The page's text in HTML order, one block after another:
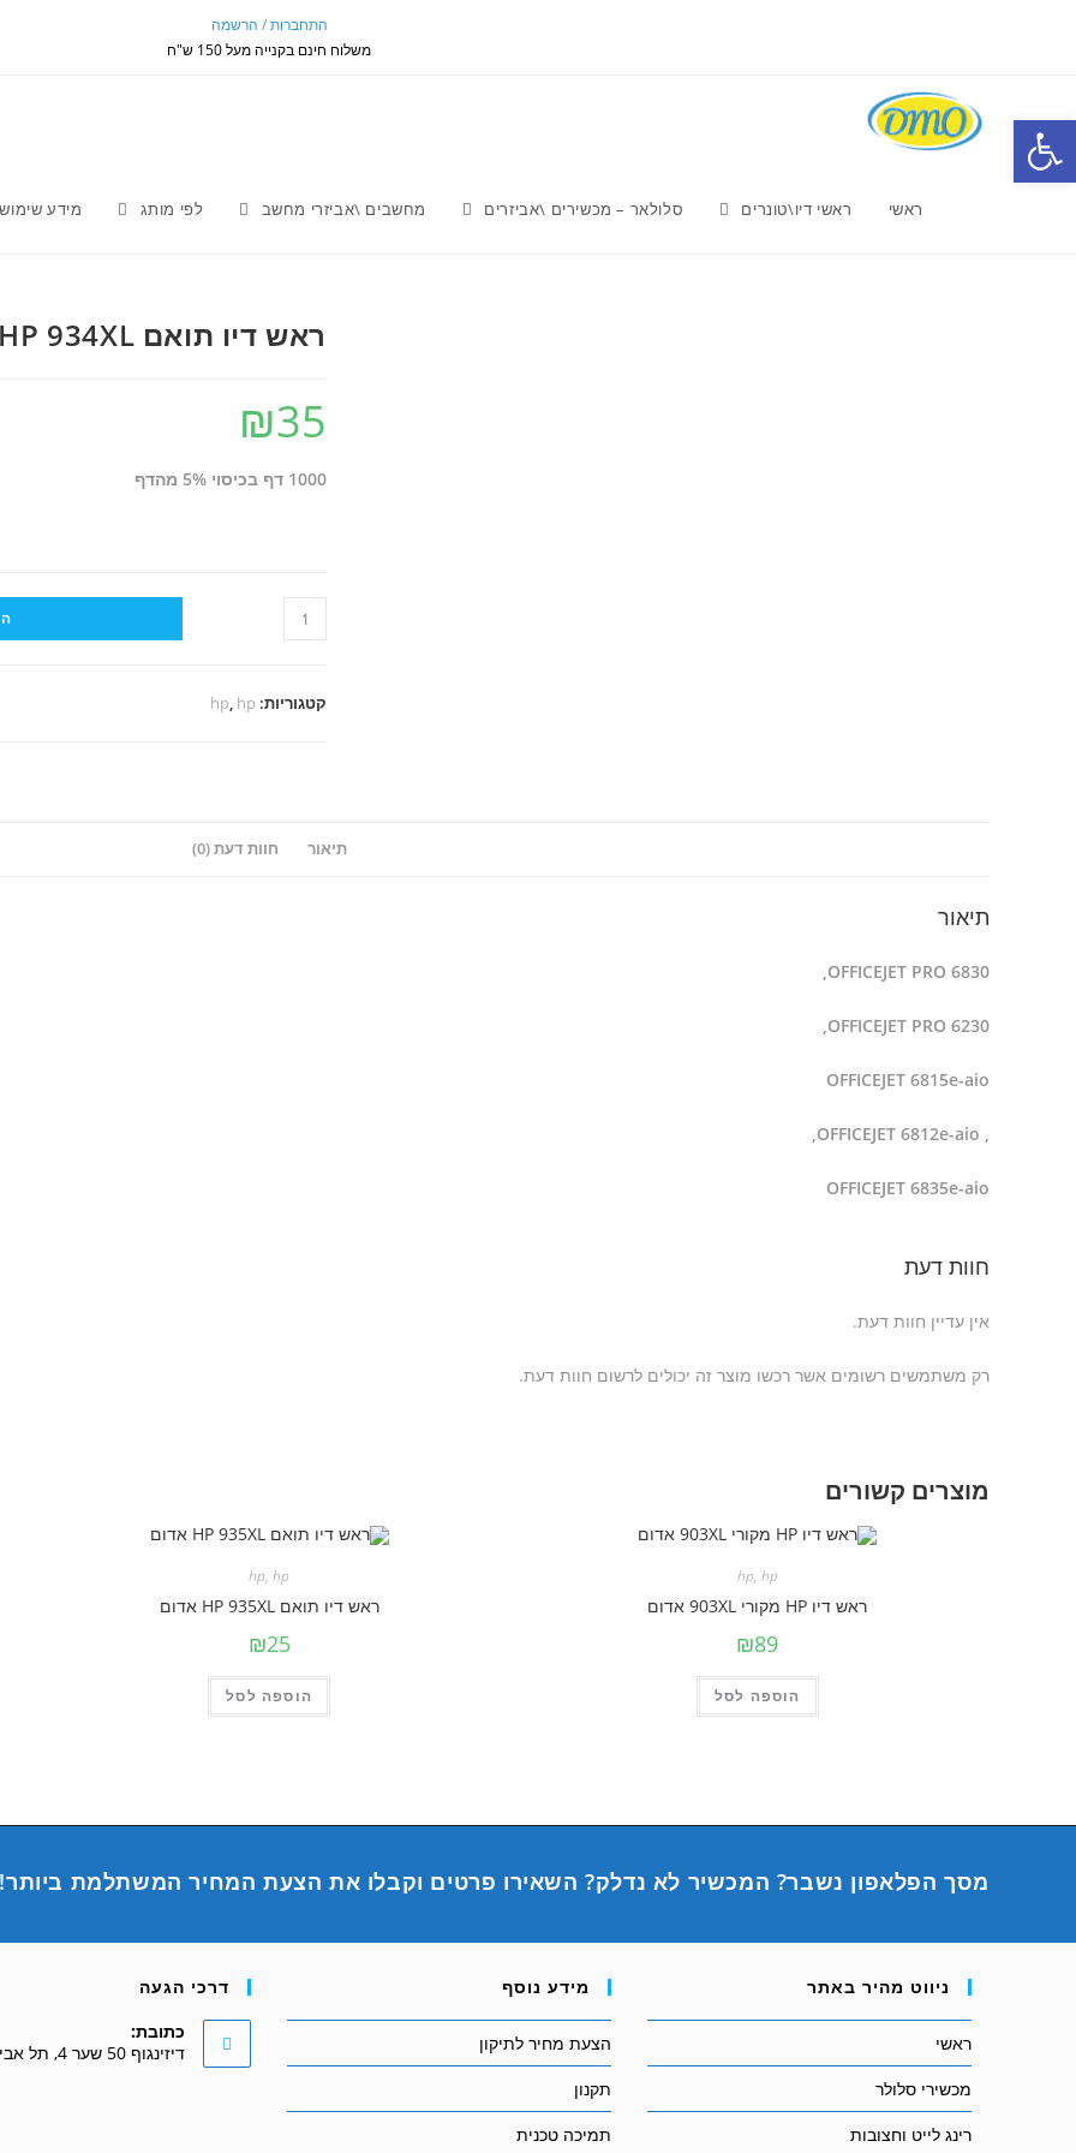
התחברות / הרשמה
משלוח חינם בקנייה מעל 150 ש"ח
ראשי ראשי דיו\טונרים סלולאר – מכשירים \אביזרים מחשבים \אביזרי מחשב לפי מותג מידע
ראש דיו תואם HP 934XL שחור
₪35
1000 דף בכיסוי 5% מהדף
כמות
של
דיו
קטגוריות: hp, hp
תיאור חוות דעת (0)
תיאור
OFFICEJET PRO 6830,
OFFICEJET PRO 6230,
OFFICEJET 6815e-aio
, OFFICEJET 6812e-aio,
OFFICEJET 6835e-aio
חוות דעת
אין עדיין חוות דעת.
רק משתמשים רשומים אשר רכשו מוצר זה יכולים לרשום חוות דעת.
מוצרים קשורים
hp, hp
ראש דיו HP מקורי 903XL אדום
₪89
הוספה לסל
hp,hp
ראש דיו תואם HP 935XL אדום
₪25
הוספה לסל
מסך הפלאפון נשבר? המכשיר לא נדלק? השאירו פרטים וקבלו את הצעת המחיר המשתלמת ביותר!
ניווט מהיר באתר
ראשי
מכשירי סלולר
רינג לייט וחצובות
מידע נוסף
הצעת מחיר לתיקון
תקנון
תמיכה טכנית
דרכי הגעה
כתובת:
דיזינגוף 50 שער 4, תל אביב
פתח סרגל נגישות